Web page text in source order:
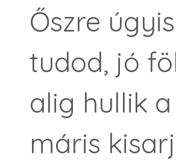
Őszre
tudod, jó
alig hullik
máris